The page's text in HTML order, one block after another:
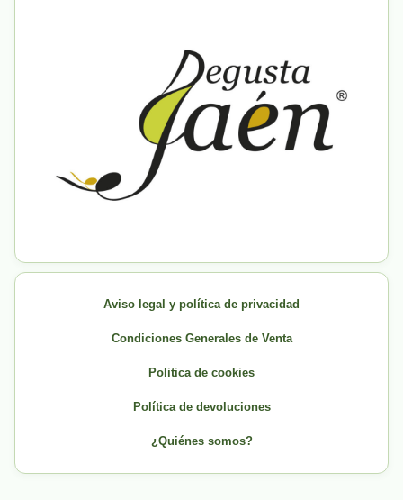
Aviso legal y política de privacidad
Condiciones Generales de Venta
Politica de cookies
Política de devoluciones
¿Quiénes somos?